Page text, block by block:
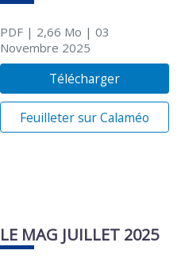
PDF| 2,66 Mo | 03
Novembre 2025
Télécharger
Feuilleter sur Calaméo
LE MAG JUILLET 2025